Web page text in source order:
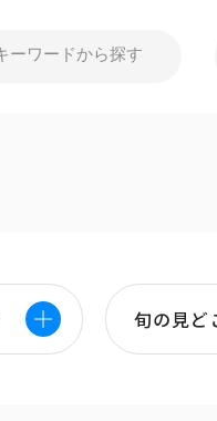
旬の見ど